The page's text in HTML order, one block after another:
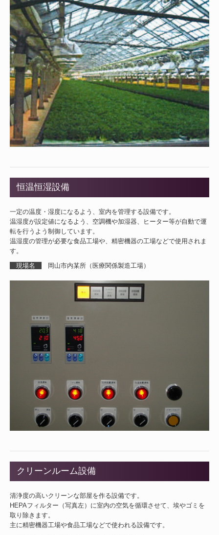
製品・システム
納入事例
FUTABAシステム
ビル・店舗システム
製造・産業システム
情報・通信・映像システム
環境・バイオシステム
セキュリティー
開発・支援サービス
採用情報
English
恒温恒湿設備
一定の温度・湿度になるよう、室内を管理する設備です。
温湿度が設定値になるよう、空調機や加湿器、ヒーター等が自動で運
転を行うよう制御しています。
温湿度の管理が必要な食品工場や、精密機器の工場などで使用されま
す。
現場名
岡山市内某所（医療関係製造工場）
クリーンルーム設備
清浄度の高いクリーンな部屋を作る設備です。
HEPAフィルター（写真左）に室内の空気を循環させて、埃やゴミを
取り除きます。
主に精密機器工場や食品工場などで使われる設備です。